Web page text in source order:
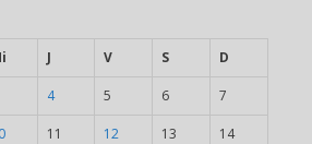
J V S D
4 5 6 7
11 12 13 14